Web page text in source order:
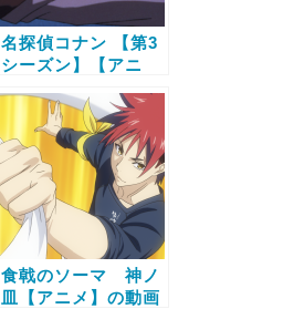
名探偵コナン 【第3
シーズン】【アニ
ビス比較と無料で全
話視聴する方法
食戟のソーマ 神ノ
皿【アニメ】の動画